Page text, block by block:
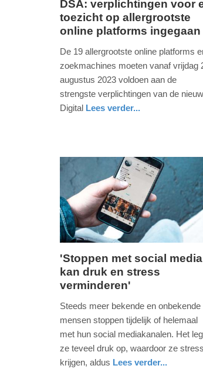
vrijdag,
25.
09:42
Update:
2025
09:10
DSA: verplichtingen voor
toezicht op allergrootste
online platforms ingegaan
De 19 allergrootste online platforms
zoekmachines moeten vanaf vrijdag
augustus 2023 voldoen aan de
strengste verplichtingen van de
Digital Lees verder...
dinsdag,
16.
Update:
'Stoppen met social media
kan druk en stress
verminderen'
Steeds meer bekende en onbekende
mensen stoppen tijdelijk of helemaal
met hun social mediakanalen. Het
ze teveel druk op, waardoor ze stress
krijgen, aldus Lees verder...